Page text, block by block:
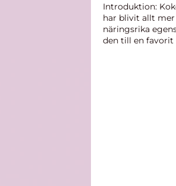
Introduktion:
har blivit allt
näringsrika
den till en favorit